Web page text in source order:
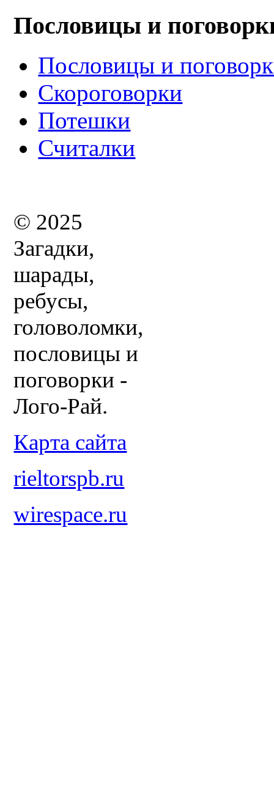
Пословицы и
Пословицы и
Скороговорки
Потешки
Считалки
© 2025
Загадки,
шарады,
ребусы,
головоломки,
пословицы и
поговорки -
Лого-Рай.
Карта сайта
rieltorspb.ru
wirespace.ru